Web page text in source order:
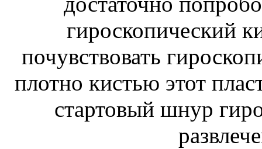
гироскопический
почувствовать
плотно кистью этот
стартовый шнур